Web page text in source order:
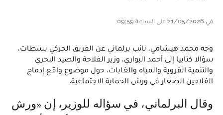
في 21/05/2026 على الساعة 09:59
وجه محمد هيشامي، نائب برلماني عن الفريق الحركي بسطات،
سؤالا كتابيا إلى أحمد البواري، وزير الفلاحة والصيد البحري
والتنمية القروية والمياه والغابات، حول موضوع واقع إدماج
الفلاحين الصغار في ورش الحماية الاجتماعية.
وقال البرلماني، في سؤاله للوزير، إن «ورش